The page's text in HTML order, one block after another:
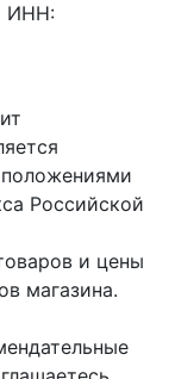
ИНН:
Российской
и цены
магазина.